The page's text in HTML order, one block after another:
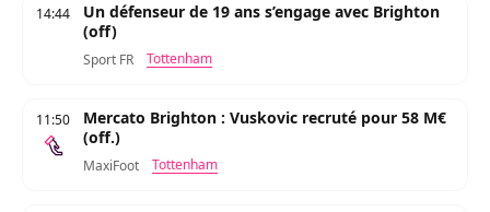
14:44
Un défenseur de 19 ans s’engage avec Brighton
(off)
Sport FR Tottenham
11:50
Mercato Brighton : Vuskovic recruté pour 58 M€
(off.)
MaxiFoot Tottenham